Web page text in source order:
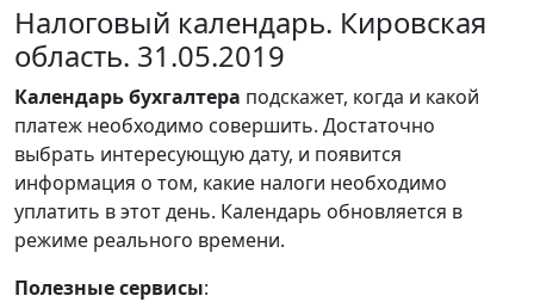
Налоговый календарь. Кировская
область. 31.05.2019
Календарьбухгалтера подскажет, когда и какой
платеж необходимо совершить. Достаточно
выбрать интересующую дату, и появится
информация о том, какие налоги необходимо
уплатить в этот день. Календарь обновляется в
режиме реального времени.
Полезные сервисы: